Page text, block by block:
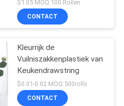
$1.05 MOQ:100 Rollen
CONTACT
Kleurrijk de
Vuilniszakkenplastiek van
Keukendrawstring
$0.01-0.02 MOQ:500rolls
CONTACT